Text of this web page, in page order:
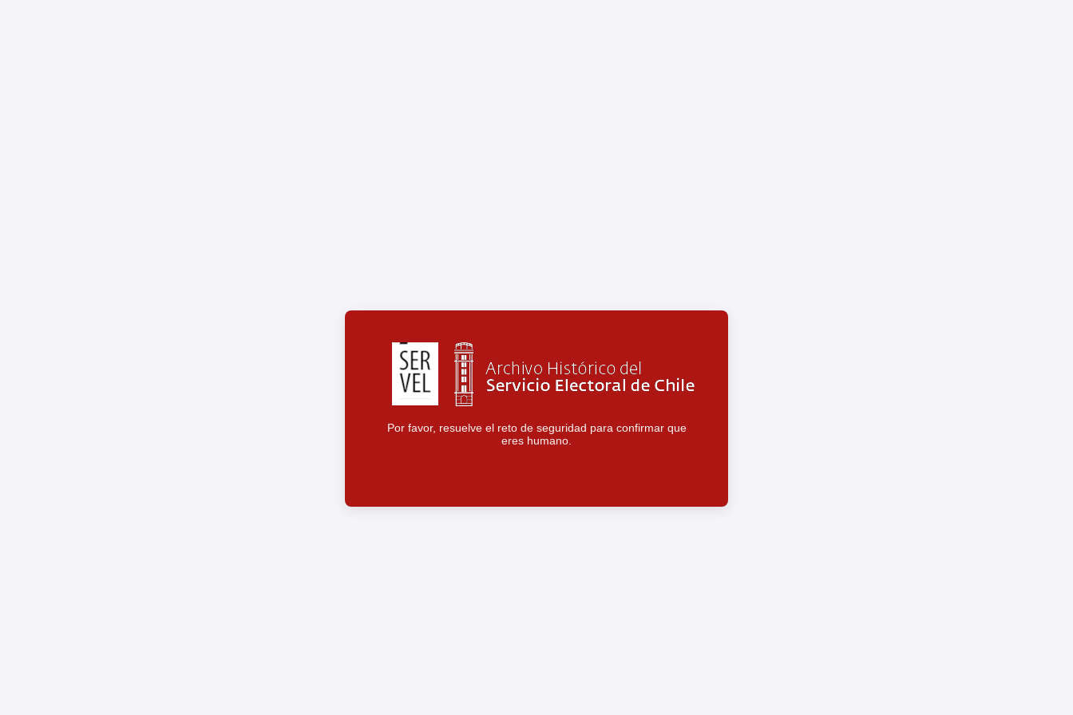
Por favor, resuelve el reto de seguridad para confirmar que
eres humano.